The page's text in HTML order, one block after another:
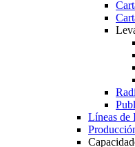
Líneas de